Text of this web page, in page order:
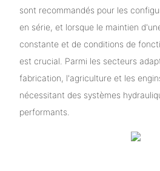
sont recommandés pour les
en série, et lorsque le maintien
constante et de conditions de
est crucial. Parmi les secteurs
fabrication, l'agriculture et les
nécessitant des systèmes
performants.